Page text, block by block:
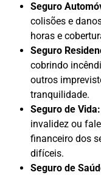
Seguro
colisões e
horas e
Seguro
cobrindo
outros
tranquilidade.
Seguro de Vida:
invalidez ou
financeiro dos
difíceis.
Seguro de